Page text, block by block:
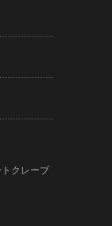
クレーブ